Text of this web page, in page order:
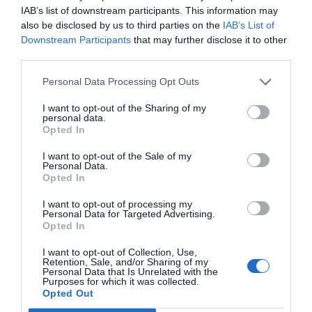
IAB’s list of downstream participants. This information may
also be disclosed by us to third parties on the IAB’s List of
Downstream Participants that may further disclose it to other
Personal Data Processing Opt Outs
I want to opt-out of the Sharing of my
personal data.
Opted In
I want to opt-out of the Sale of my
Personal Data.
Opted In
I want to opt-out of processing my
Personal Data for Targeted Advertising.
Opted In
I want to opt-out of Collection, Use,
Retention, Sale, and/or Sharing of my
Personal Data that Is Unrelated with the
Purposes for which it was collected.
Opted Out
AfegirVIA Empresacom a font preferida de
Google de forma gratuïta
Estigues informat amb les últimes notícies d'actualitat
ACTIVAR ARA
RELACIONADES